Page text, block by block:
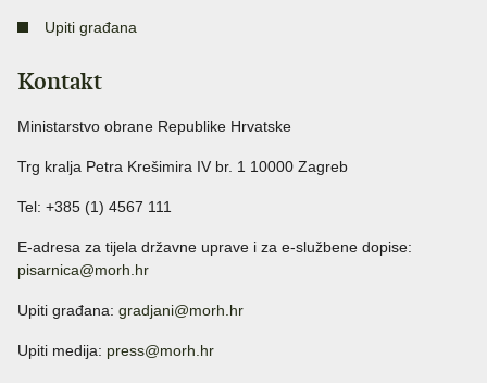
Upiti građana
Kontakt
Ministarstvo obrane Republike Hrvatske
Trg kralja Petra Krešimira IV br. 1 10000 Zagreb
Tel: +385 (1) 4567 111
E-adresa za tijela državne uprave i za e-službene dopise:
pisarnica@morh.hr
Upiti građana: gradjani@morh.hr
Upiti medija: press@morh.hr